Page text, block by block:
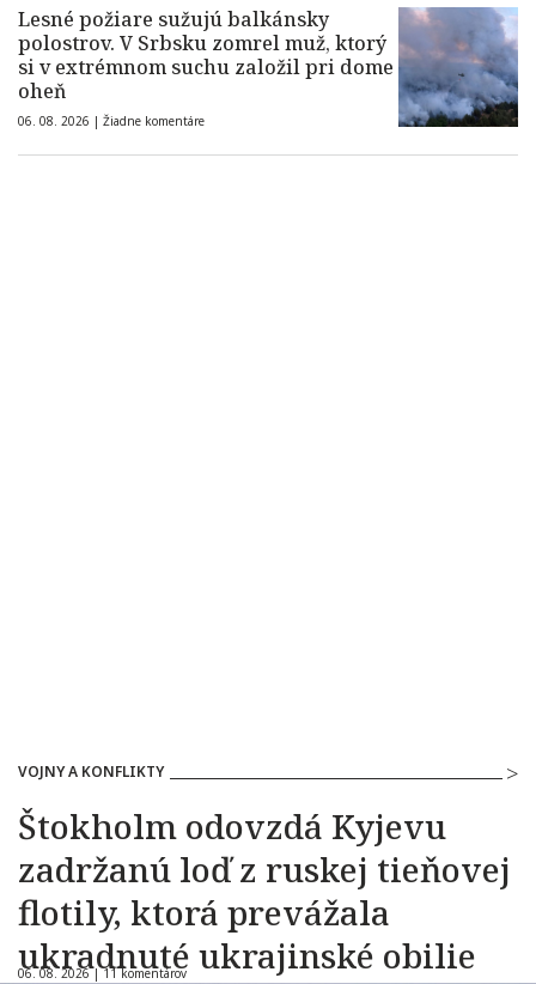
Lesné požiare sužujú balkánsky
polostrov. V Srbsku zomrel muž, ktorý
si v extrémnom suchu založil pri dome
oheň
06. 08. 2026 | Žiadne komentáre
VOJNY A KONFLIKTY
Štokholm odovzdá Kyjevu
zadržanú loď z ruskej tieňovej
flotily, ktorá prevážala
ukradnuté ukrajinské obilie
06. 08. 2026 |11 komentárov